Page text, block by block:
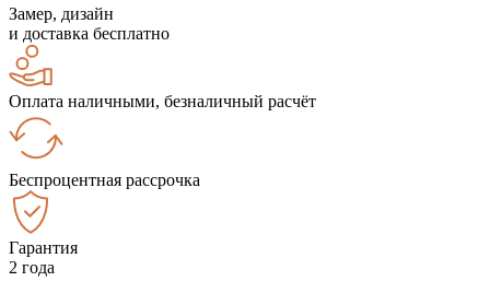
Замер, дизайн
и доставка бесплатно
Оплата наличными, безналичный расчёт
Беспроцентная рассрочка
Гарантия
2 года